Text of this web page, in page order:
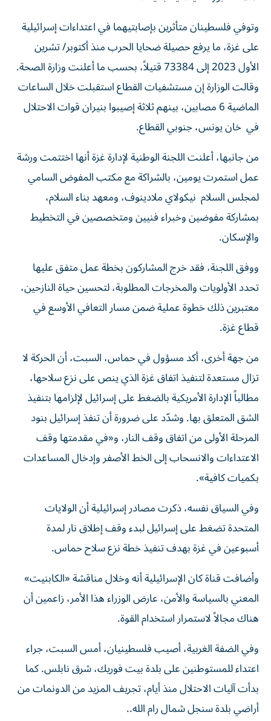
وتوفي فلسطينان متأثرين بإصابتيهما في اعتداءات إسرائيلية
على غزة، ما يرفع حصيلة ضحايا الحرب منذ أكتوبر/ تشرين
الأول 2023 إلى 73384 قتيلاً، بحسب ما أعلنت وزارة الصحة.
وقالت الوزارة إن مستشفيات القطاع استقبلت خلال الساعات
الماضية 6 مصابين، بينهم ثلاثة إصيبوا بنيران قوات الاحتلال
في خان يونس، جنوبي القطاع.
من جانبها، أعلنت اللجنة الوطنية لإدارة غزة أنها اختتمت ورشة
عمل استمرت يومين، بالشراكة مع مكتب المفوض السامي
لمجلس السلام نيكولاي ملادينوف، ومعهد بناء السلام،
بمشاركة مفوضين وخبراء فنيين ومتخصصين في التخطيط
والإسكان.
ووفق اللجنة، فقد خرج المشاركون بخطة عمل متفق عليها
تحدد الأولويات والمخرجات المطلوبة، لتحسين حياة النازحين،
معتبرين ذلك خطوة عملية ضمن مسار التعافي الأوسع في
قطاع غزة.
من جهة أخرى، أكد مسؤول في حماس، السبت، أن الحركة لا
تزال مستعدة لتنفيذ اتفاق غزة الذي ينص على نزع سلاحها،
مطالباً الإدارة الأمريكية بالضغط على إسرائيل لإلزامها بتنفيذ
الشق المتعلق بها. وشدّد على ضرورة أن تنفذ إسرائيل بنود
المرحلة الأولى من اتفاق وقف النار، و«في مقدمتها وقف
الاعتداءات والانسحاب إلى الخط الأصفر وإدخال المساعدات
بكميات كافية».
وفي السياق نفسه، ذكرت مصادر إسرائيلية أن الولايات
المتحدة تضغط على إسرائيل لبدء وقف إطلاق نار لمدة
أسبوعين في غزة بهدف تنفيذ خطة نزع سلاح حماس.
وأضافت قناة كان الإسرائيلية أنه وخلال مناقشة «الكابنيت»
المعني بالسياسة والأمن، عارض الوزراء هذا الأمر، زاعمين أن
هناك مجالاً لاستمرار استخدام القوة.
وفي الضفة الغربية، أصيب فلسطينيان، أمس السبت، جراء
اعتداء للمستوطنين على بلدة بيت فوريك، شرق نابلس. كما
بدأت آليات الاحتلال منذ أيام، تجريف المزيد من الدونمات من
أراضي بلدة سنجل شمال رام الله..